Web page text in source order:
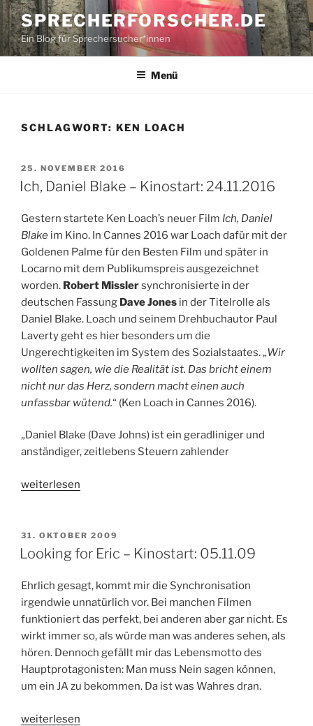
Zum
Inhalt
springen
SPRECHERFORSCHER.DE
Ein Blog für Sprechersucher*innen
Menü
SCHLAGWORT: KEN LOACH
VERÖFFENTLICHT
AM
25. NOVEMBER 2016
Ich, Daniel Blake – Kinostart: 24.11.2016
Gestern startete Ken Loach’s neuer Film Ich, Daniel
Blake im Kino. In Cannes 2016 war Loach dafür mit der
Goldenen Palme für den Besten Film und später in
Locarno mit dem Publikumspreis ausgezeichnet
worden. Robert Misslersynchronisierte in der
deutschen Fassung Dave Jones in der Titelrolle als
Daniel Blake. Loach und seinem Drehbuchautor Paul
Laverty geht es hier besonders um die
Ungerechtigkeiten im System des Sozialstaates. „Wir
wollten sagen, wie die Realität ist. Das bricht einem
nicht nur das Herz, sondern macht einen auch
unfassbar wütend.“ (Ken Loach in Cannes 2016).
„Daniel Blake (Dave Johns) ist ein geradliniger und
anständiger, zeitlebens Steuern zahlender
„Ich,
–
Kinostart:
weiterlesen
VERÖFFENTLICHT
AM
31. OKTOBER 2009
Looking for Eric – Kinostart: 05.11.09
Ehrlich gesagt, kommt mir die Synchronisation
irgendwie unnatürlich vor. Bei manchen Filmen
funktioniert das perfekt, bei anderen aber gar nicht. Es
wirkt immer so, als würde man was anderes sehen, als
hören. Dennoch gefällt mir das Lebensmotto des
Hauptprotagonisten: Man muss Nein sagen können,
um ein JA zu bekommen. Da ist was Wahres dran.
„Looking
weiterlesen